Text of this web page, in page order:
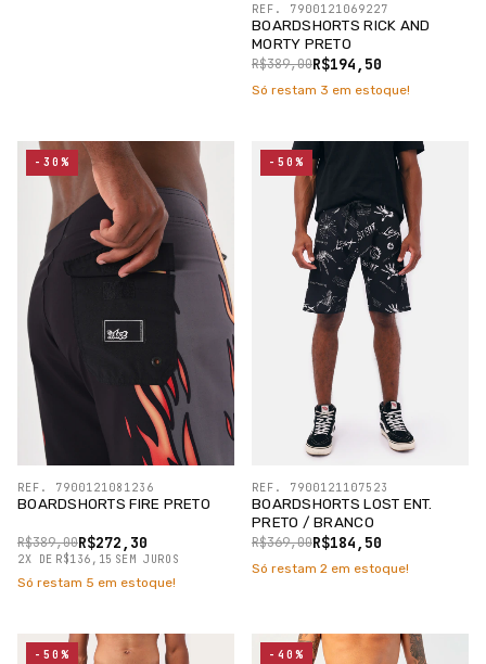
BOARDSHORTS RICK AND
MORTY PRETO
R$194,50
R$389,00
REF. 7900121069227
Só restam 3 em estoque!
BOARDSHORTS FIRE PRETO
R$272,30
R$389,00
2X DE R$136,15 SEM JUROS
REF. 7900121081236
-30%
Só restam 5 em estoque!
BOARDSHORTS LOST ENT.
PRETO / BRANCO
R$184,50
R$369,00
REF. 7900121107523
-50%
Só restam 2 em estoque!
-50% -40%